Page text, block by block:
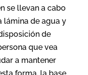
se llevan a cabo
lámina de agua y
de
que vea
a mantener
forma, la base